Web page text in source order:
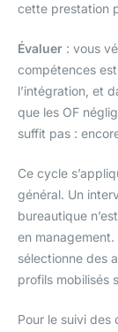
cette prestation
Évaluer : vous
compétences
l’intégration, et
que les OF
suffit pas :
Ce cycle
général. Un
bureautique
en management.
sélectionne des
profils mobilisés
Pour le suivi